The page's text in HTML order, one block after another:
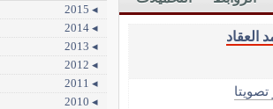
العقاد
تصويتا
◂ 2015
◂ 2014
◂ 2013
◂ 2012
◂ 2011
◂ 2010